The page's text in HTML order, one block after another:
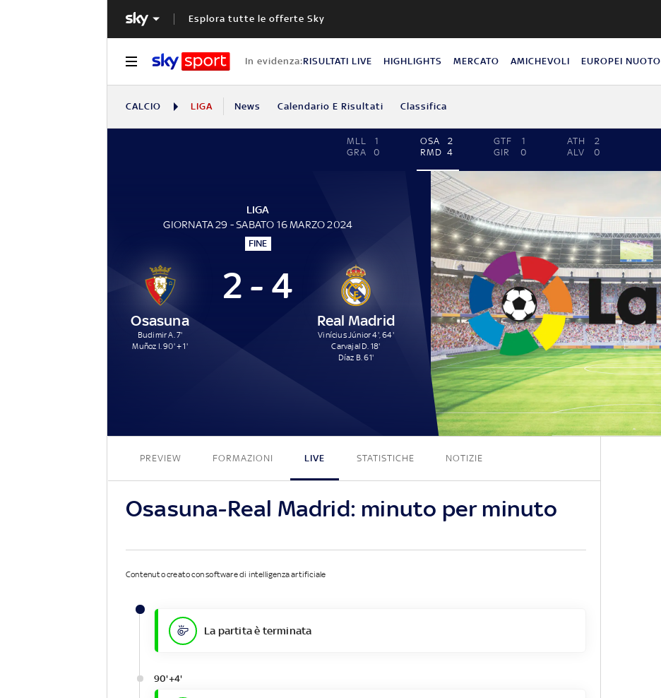
Esplora tutte le offerte Sky
In evidenza:RISULTATI LIVE HIGHLIGHTS MERCATO AMICHEVOLI EUROPEI NUOTO
CALCIO LIGA News Calendario E Risultati Classifica
MLL
1
GRA
0
OSA
2
RMD 4
GTF
1
GIR
0
ATH
2
ALV
0
LIGA
GIORNATA 29 - SABATO 16 MARZO 2024
FINE
Osasuna
Budimir A. 7'
Muñoz I. 90' + 1'
2 - 4
Real Madrid
Vinícius Júnior 4', 64'
Carvajal D. 18'
Díaz B. 61'
2 - 4
PREVIEW FORMAZIONI LIVE STATISTICHE NOTIZIE
Osasuna-Real Madrid: minuto per minuto
Contenuto creato con software di intelligenza artificiale
La partita è terminata
90'+4'